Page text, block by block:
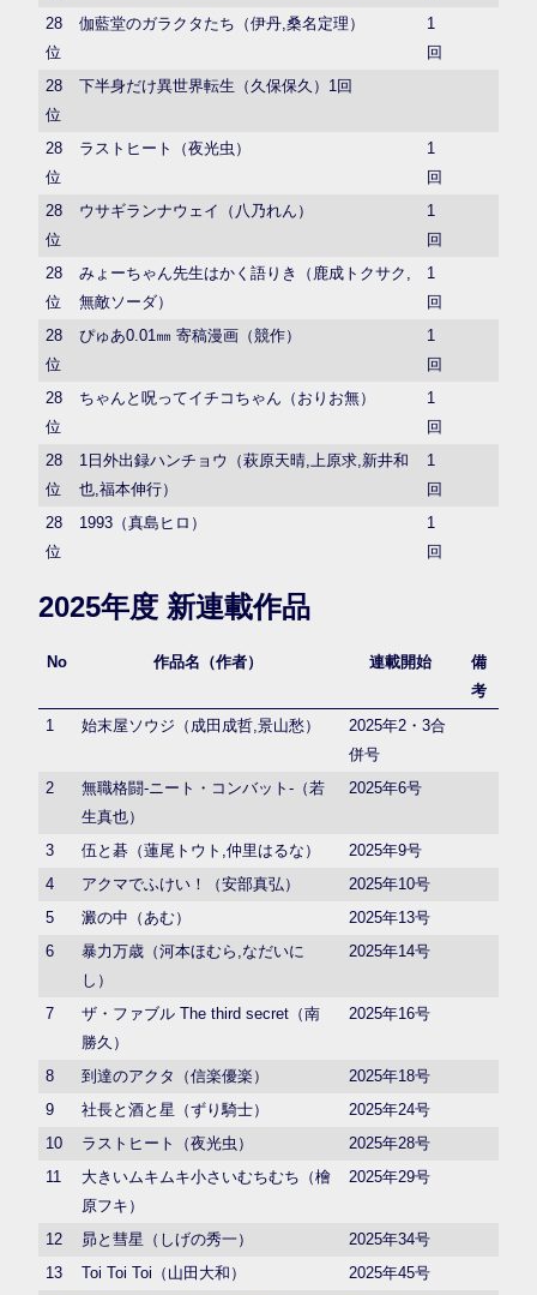
28
位
伽藍堂のガラクタたち（伊丹,桑名定理）
1
回
28
位
下半身だけ異世界転生（久保保久）1回
28
位
ラストヒート（夜光虫）
1
回
28
位
ウサギランナウェイ（八乃れん）
1
回
28
位
みょーちゃん先生はかく語りき（鹿成トクサク,
無敵ソーダ）
1
回
28
位
ぴゅあ0.01㎜ 寄稿漫画（競作）
1
回
28
位
ちゃんと呪ってイチコちゃん（おりお無）
1
回
28
位
1日外出録ハンチョウ（萩原天晴,上原求,新井和
也,福本伸行）
1
回
28
位
1993（真島ヒロ）
1
回
2025年度 新連載作品
No 作品名（作者） 連載開始
備
考
1
始末屋ソウジ（成田成哲,景山愁）
2025年2・3合
併号
2
無職格闘-ニート・コンバット-（若
生真也）
2025年6号
3 伍と碁（蓮尾トウト,仲里はるな）
2025年9号
4
アクマでふけい！（安部真弘）
2025年10号
5
澱の中（あむ）
2025年13号
6
暴力万歳（河本ほむら,なだいに
し）
2025年14号
7
ザ・ファブル The third secret（南
勝久）
2025年16号
8 到達のアクタ（信楽優楽）
2025年18号
9
社長と酒と星（ずり騎士）
2025年24号
10
ラストヒート（夜光虫）
2025年28号
11
大きいムキムキ小さいむちむち（檜
原フキ）
2025年29号
12 昴と彗星（しげの秀一）
2025年34号
13
Toi Toi Toi（山田大和）
2025年45号